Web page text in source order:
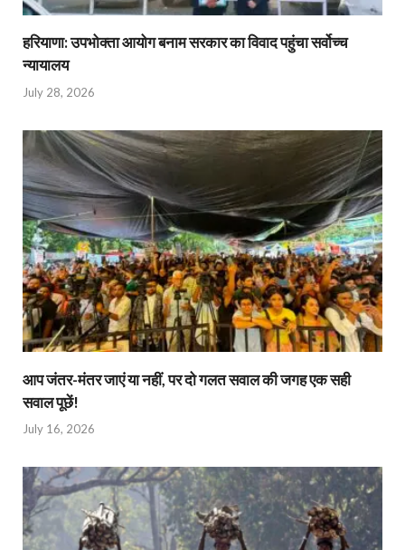
हरियाणा: उपभोक्ता आयोग बनाम सरकार का विवाद पहुंचा सर्वोच्च
न्यायालय
July 28, 2026
आप जंतर-मंतर जाएं या नहीं, पर दो गलत सवाल की जगह एक सही
सवाल पूछें!
July 16, 2026